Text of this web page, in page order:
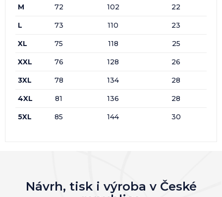
M 72 102 22
L 73 110 23
XL 75 118 25
XXL 76 128 26
3XL 78 134 28
4XL 81 136 28
5XL 85 144 30
Návrh, tisk i výroba v České